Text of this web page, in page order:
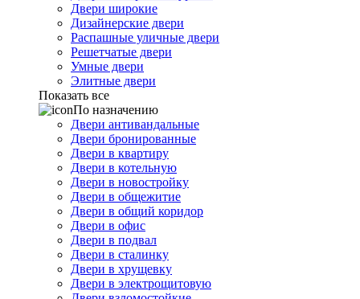
Двери широкие
Дизайнерские двери
Распашные уличные двери
Решетчатые двери
Умные двери
Элитные двери
Показать все
По назначению
Двери антивандальные
Двери бронированные
Двери в квартиру
Двери в котельную
Двери в новостройку
Двери в общежитие
Двери в общий коридор
Двери в офис
Двери в подвал
Двери в сталинку
Двери в хрущевку
Двери в электрощитовую